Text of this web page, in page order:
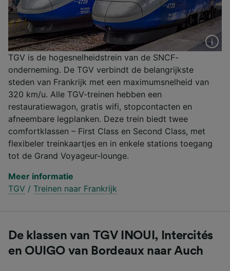
TGV is de hogesnelheidstrein van de SNCF-
onderneming. De TGV verbindt de belangrijkste
steden van Frankrijk met een maximumsnelheid van
320 km/u. Alle TGV-treinen hebben een
restauratiewagon, gratis wifi, stopcontacten en
afneembare legplanken. Deze trein biedt twee
comfortklassen – First Class en Second Class, met
flexibeler treinkaartjes en in enkele stations toegang
tot de Grand Voyageur-lounge.
Meer informatie
TGV / Treinen naar Frankrijk
De klassen van TGV INOUI, Intercités
en OUIGO van Bordeaux naar Auch